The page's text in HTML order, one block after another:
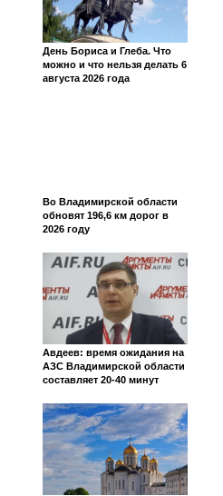
День Бориса и Глеба. Что
можно и что нельзя делать 6
августа 2026 года
Во Владимирской области
обновят 196,6 км дорог в
2026 году
Авдеев: время ожидания на
АЗС Владимирской области
составляет 20-40 минут